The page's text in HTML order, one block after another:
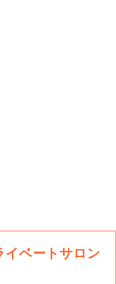
イベートサロン